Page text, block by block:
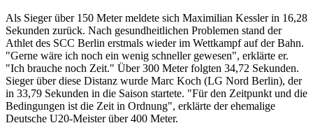
Als Sieger über 150 Meter meldete sich Maximilian Kessler in 16,28
Sekunden zurück. Nach gesundheitlichen Problemen stand der
Athlet des SCC Berlin erstmals wieder im Wettkampf auf der Bahn.
"Gerne wäre ich noch ein wenig schneller gewesen", erklärte er.
"Ich brauche noch Zeit." Über 300 Meter folgten 34,72 Sekunden.
Sieger über diese Distanz wurde Marc Koch (LG Nord Berlin), der
in 33,79 Sekunden in die Saison startete. "Für den Zeitpunkt und die
Bedingungen ist die Zeit in Ordnung", erklärte der ehemalige
Deutsche U20-Meister über 400 Meter.